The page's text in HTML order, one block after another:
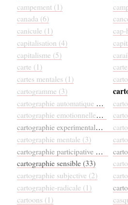
campement (1)
canada (6)
canicule (1)
capitalisation (4)
capitalisme (5)
carte (1)
cartes mentales (1)
cartogramme (3)
cartographie automatique (1)
cartographie emotionnelle (4)
cartographie experimentale (11)
cartographie mentale (3)
cartographie participative (13)
cartographie sensible (33)
cartographie subjective (2)
cartographie-radicale (1)
cartoons (1)